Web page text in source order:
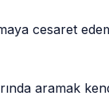
cesaret
aramak